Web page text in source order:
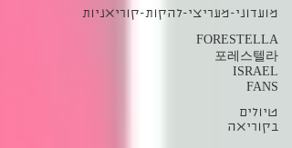
מועדוני-מעריצי-להקות-קוריאניות
FORESTELLA
포레스텔라
ISRAEL
FANS
טיולים
בקוריאה